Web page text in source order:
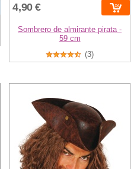
4,90 €
Sombrero de almirante pirata -
59 cm
(3)